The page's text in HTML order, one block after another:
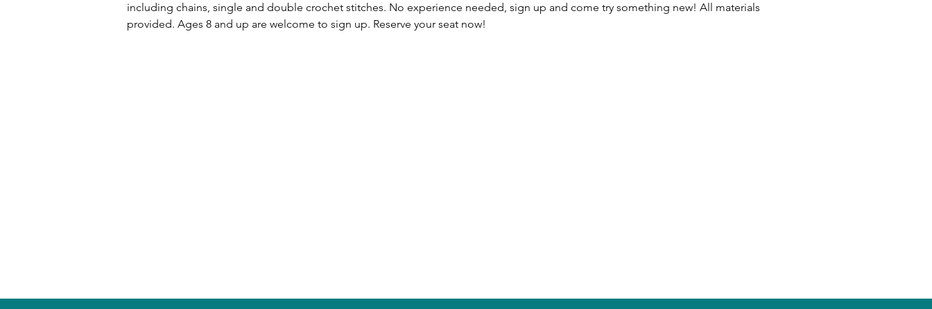
including chains, single and double crochet stitches. No experience needed, sign up and come try something new! All materials
provided. Ages 8 and up are welcome to sign up. Reserve your seat now!